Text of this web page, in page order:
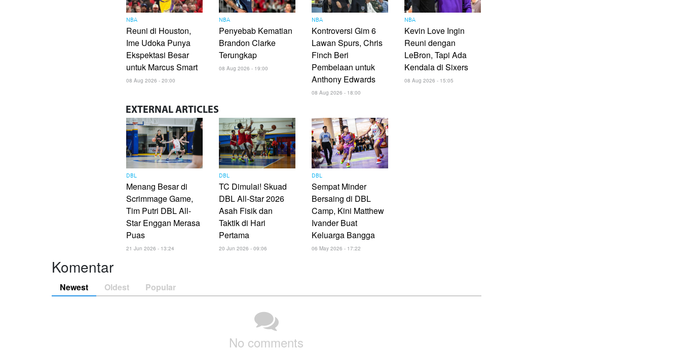
NBA
Reuni di Houston,
Ime Udoka Punya
Ekspektasi Besar
untuk Marcus Smart
08 Aug 2026 - 20:00
NBA
Penyebab Kematian
Brandon Clarke
Terungkap
08 Aug 2026 - 19:00
NBA
Kontroversi Gim 6
Lawan Spurs, Chris
Finch Beri
Pembelaan untuk
Anthony Edwards
08 Aug 2026 - 18:00
NBA
Kevin Love Ingin
Reuni dengan
LeBron, Tapi Ada
Kendala di Sixers
08 Aug 2026 - 15:05
EXTERNAL ARTICLES
DBL
Menang Besar di
Scrimmage Game,
Tim Putri DBL All-
Star Enggan Merasa
Puas
21 Jun 2026 - 13:24
DBL
TC Dimulai! Skuad
DBL All-Star 2026
Asah Fisik dan
Taktik di Hari
Pertama
20 Jun 2026 - 09:06
DBL
Sempat Minder
Bersaing di DBL
Camp, Kini Matthew
Ivander Buat
Keluarga Bangga
06 May 2026 - 17:22
Komentar
Newest Oldest Popular
No comments